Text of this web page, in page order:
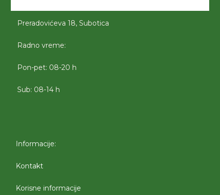
Preradovićeva 18, Subotica
Radno vreme:
Pon-pet: 08-20 h
Sub: 08-14 h
Informacije:
Kontakt
Korisne informacije